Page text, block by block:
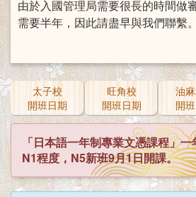
由於入國管理局需要很長的時間做
需要半年，因此請盡早與我們聯繫。
太子校
開班日期
旺角校
開班日期
油
開
「日本語一年制專業文憑課程」
N1程度，N5新班9月1日開課。